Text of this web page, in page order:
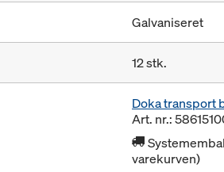
Galvaniseret
12 stk.
Doka transport
Art. nr.:
varekurven)